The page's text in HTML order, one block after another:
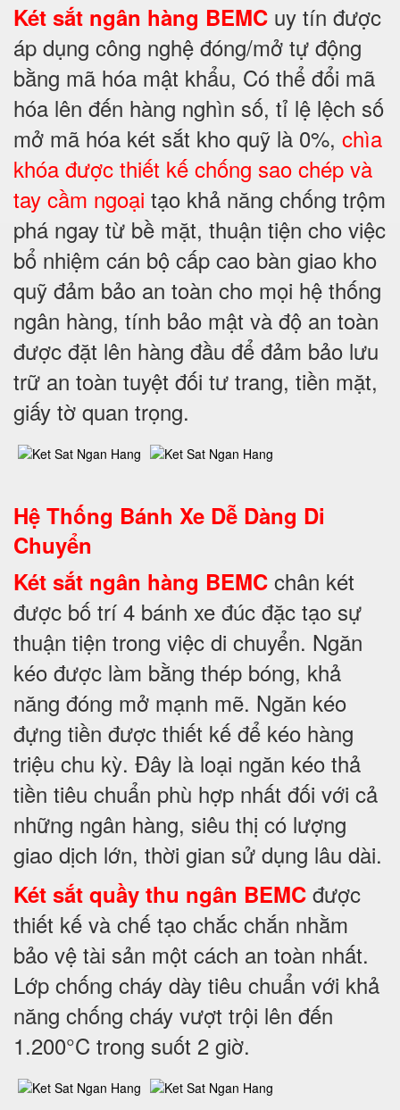
Két sắt ngân hàng BEMC uy tín được
áp dụng công nghệ đóng/mở tự động
bằng mã hóa mật khẩu, Có thể đổi mã
hóa lên đến hàng nghìn số, tỉ lệ lệch số
mở mã hóa két sắt kho quỹ là 0%, chìa
khóa được thiết kế chống sao chép và
tay cầm ngoại tạo khả năng chống trộm
phá ngay từ bề mặt, thuận tiện cho việc
bổ nhiệm cán bộ cấp cao bàn giao kho
quỹ đảm bảo an toàn cho mọi hệ thống
ngân hàng, tính bảo mật và độ an toàn
được đặt lên hàng đầu để đảm bảo lưu
trữ an toàn tuyệt đối tư trang, tiền mặt,
giấy tờ quan trọng.
Hệ Thống Bánh Xe Dễ Dàng Di
Chuyển
Két sắt ngân hàng BEMC chân két
được bố trí 4 bánh xe đúc đặc tạo sự
thuận tiện trong việc di chuyển. Ngăn
kéo được làm bằng thép bóng, khả
năng đóng mở mạnh mẽ. Ngăn kéo
đựng tiền được thiết kế để kéo hàng
triệu chu kỳ. Đây là loại ngăn kéo thả
tiền tiêu chuẩn phù hợp nhất đối với cả
những ngân hàng, siêu thị có lượng
giao dịch lớn, thời gian sử dụng lâu dài.
Két sắt quầy thu ngân BEMC được
thiết kế và chế tạo chắc chắn nhằm
bảo vệ tài sản một cách an toàn nhất.
Lớp chống cháy dày tiêu chuẩn với khả
năng chống cháy vượt trội lên đến
1.200°C trong suốt 2 giờ.